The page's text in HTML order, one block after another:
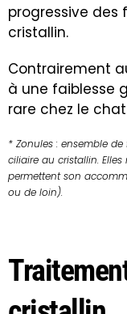
progressive des
cristallin.
Contrairement
à une faiblesse
rare chez le
* Zonules : ensemble
ciliaire au cristallin.
permettent son
ou de loin).